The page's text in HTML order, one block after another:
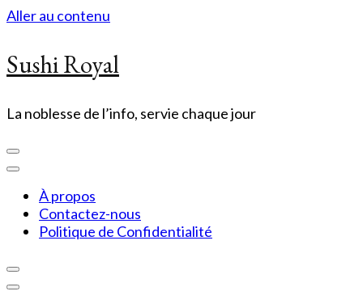
Aller au contenu
Sushi Royal
La noblesse de l’info, servie chaque jour
À propos
Contactez-nous
Politique de Confidentialité